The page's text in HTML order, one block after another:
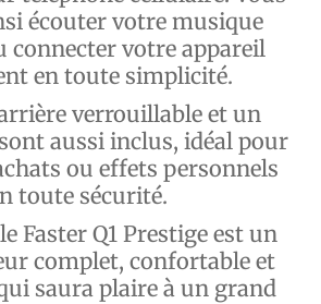
écouter votre musique
connecter votre appareil
en toute simplicité.
verrouillable et un
aussi inclus, idéal pour
ou effets personnels
toute sécurité.
Faster Q1 Prestige est un
complet, confortable et
saura plaire à un grand